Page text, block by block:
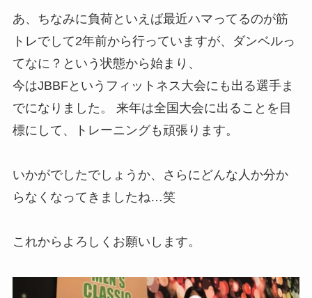
あ、ちなみに負荷といえば最近ハマってるのが筋
トレでして2年前から行っていますが、ダンベルっ
てなに？という状態から始まり、
今はJBBFというフィットネス大会にも出る選手ま
でになりました。 来年は全国大会に出ることを目
標にして、トレーニングも頑張ります。
いかがでしたでしょうか、さらにどんな人か分か
らなくなってきましたね…笑
これからよろしくお願いします。